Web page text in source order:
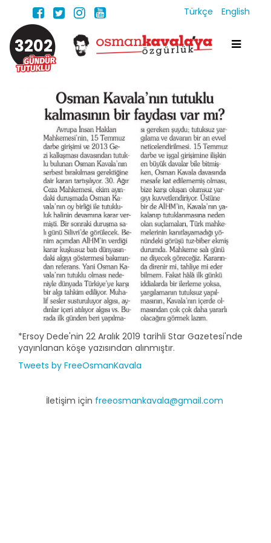
Türkçe English
3202
*Ersoy Dede'nin 22 Aralık 2019 tarihli Star Gazetesi'nde
yayınlanan köşe yazısından alınmıştır.
Tweets by FreeOsmanKavala
İletişim için freeosmankavala@gmail.com